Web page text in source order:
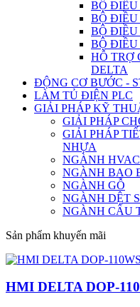
BỘ ĐIỀU
BỘ ĐIỀU
BỘ ĐIỀU
BỘ ĐIỀU
HỖ TRỢ
DELTA
ĐỘNG CƠ BƯỚC -
LÀM TỦ ĐIỆN PLC
GIẢI PHÁP KỸ
GIẢI PHÁP
GIẢI PHÁP
NHỰA
NGÀNH HVAC
NGÀNH BAO
NGÀNH GỖ
NGÀNH DỆT
NGÀNH CẨU
Sản phẩm khuyến mãi
HMI DELTA DOP-